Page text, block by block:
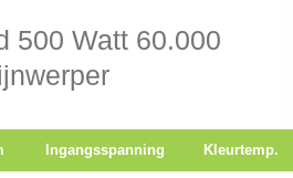
500 Watt 60.000
Ingangsspanning Kleurtemp.